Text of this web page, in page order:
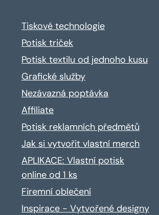
Tiskové technologie
Potisk triček
Potisk textilu od jednoho kusu
Grafické služby
Nezávazná poptávka
Affiliate
Potisk reklamních předmětů
Jak si vytvořit vlastní merch
APLIKACE: Vlastní potisk
online od 1 ks
Firemní oblečení
Inspirace - Vytvořené designy